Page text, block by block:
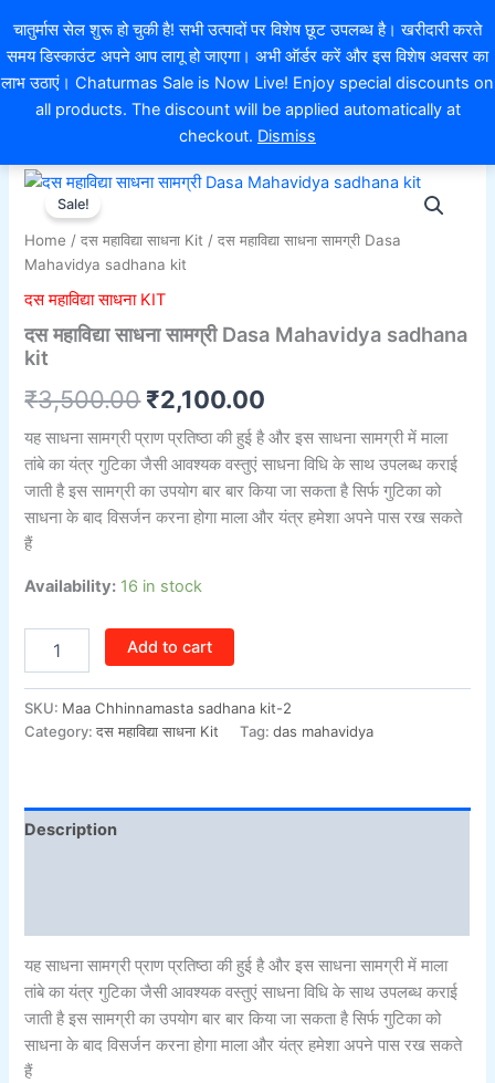
चातुर्मास सेल शुरू हो चुकी है! सभी उत्पादों पर विशेष छूट उपलब्ध है। खरीदारी करते
समय डिस्काउंट अपने आप लागू हो जाएगा। अभी ऑर्डर करें और इस विशेष अवसर का
लाभ उठाएं। Chaturmas Sale is Now Live! Enjoy special discounts on
all products. The discount will be applied automatically at
checkout. Dismiss
content
EXTRA 10% OFF ON ONLINE PAYMENT
0
Sale!
Home /दस महाविद्या साधना Kit / दस महाविद्या साधना सामग्री Dasa
Mahavidya sadhana kit
दस महाविद्या साधना KIT
दस महाविद्या साधना सामग्री Dasa Mahavidya sadhana
kit
₹3,500.00
Original
price
was:
₹3,500.00.
₹2,100.00
Current
price
यह साधना सामग्री प्राण प्रतिष्ठा की हुई है और इस साधना सामग्री में माला
तांबे का यंत्र गुटिका जैसी आवश्यक वस्तुएं साधना विधि के साथ उपलब्ध कराई
जाती है इस सामग्री का उपयोग बार बार किया जा सकता है सिर्फ गुटिका को
साधना के बाद विसर्जन करना होगा माला और यंत्र हमेशा अपने पास रख सकते
हैं
Availability: 16 in stock
दस
महाविद्या
साधना
सामग्री
Dasa
Mahavidya
sadhana
kit
quantity
Add to cart
SKU: Maa Chhinnamasta sadhana kit-2
Category:दस महाविद्या साधना Kit Tag:das mahavidya
Description
यह साधना सामग्री प्राण प्रतिष्ठा की हुई है और इस साधना सामग्री में माला
तांबे का यंत्र गुटिका जैसी आवश्यक वस्तुएं साधना विधि के साथ उपलब्ध कराई
जाती है इस सामग्री का उपयोग बार बार किया जा सकता है सिर्फ गुटिका को
साधना के बाद विसर्जन करना होगा माला और यंत्र हमेशा अपने पास रख सकते
हैं